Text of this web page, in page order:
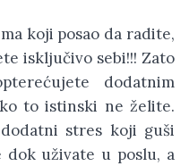
koji posao da radite,
isključivo sebi!!! Zato
dodatnim
to istinski ne želite.
stres koji guši
dok uživate u poslu, a